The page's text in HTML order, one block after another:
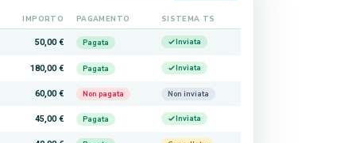
IMPORTO PAGAMENTO SISTEMA TS
50,00 € Pagata Inviata
180,00 € Pagata Inviata
60,00 € Non pagata Non inviata
45,00 € Pagata Inviata